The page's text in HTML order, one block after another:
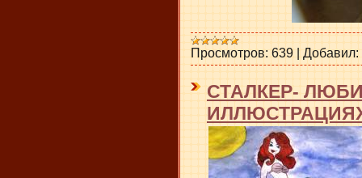
Просмотров: 639 | Добавил:
СТАЛКЕР-